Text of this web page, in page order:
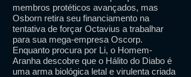
membros protéticos avançados, mas
Osborn retira seu financiamento na
tentativa de forçar Octavius ​​a trabalhar
para sua mega-empresa Oscorp.
Enquanto procura por Li, o Homem-
Aranha descobre que o Hálito do Diabo é
uma arma biológica letal e virulenta criada